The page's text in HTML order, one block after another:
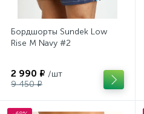
Бордшорты Sundek Low
Rise M Navy #2
2 990 ₽ /шт
9 450 ₽